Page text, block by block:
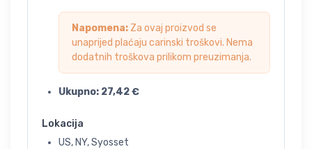
Napomena: Za ovaj proizvod se
unaprijed plaćaju carinski troškovi. Nema
dodatnih troškova prilikom preuzimanja.
Ukupno: 27,42€
Lokacija
US, NY, Syosset